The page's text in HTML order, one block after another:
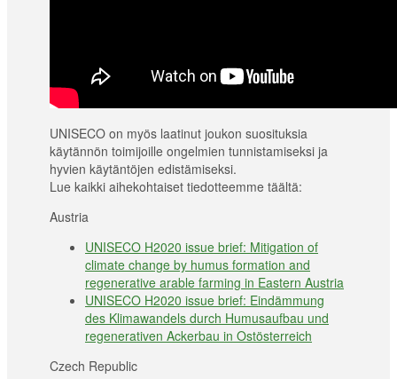
UNISECO on myös laatinut joukon suosituksia
käytännön toimijoille ongelmien tunnistamiseksi ja
hyvien käytäntöjen edistämiseksi.
Lue kaikki aihekohtaiset tiedotteemme täältä:
Austria
UNISECO H2020 issue brief: Mitigation of
climate change by humus formation and
regenerative arable farming in Eastern Austria
UNISECO H2020 issue brief: Eindämmung
des Klimawandels durch Humusaufbau und
regenerativen Ackerbau in Ostösterreich
Czech Republic